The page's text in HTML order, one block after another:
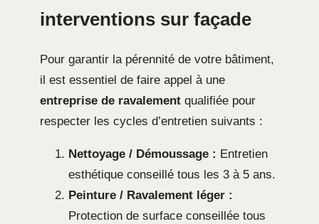
interventions sur façade
Pour garantir la pérennité de votre bâtiment,
il est essentiel de faire appel à une
entreprise de ravalement qualifiée pour
respecter les cycles d’entretien suivants :
Nettoyage / Démoussage : Entretien
esthétique conseillé tous les 3 à 5 ans.
Peinture / Ravalement léger :
Protection de surface conseillée tous